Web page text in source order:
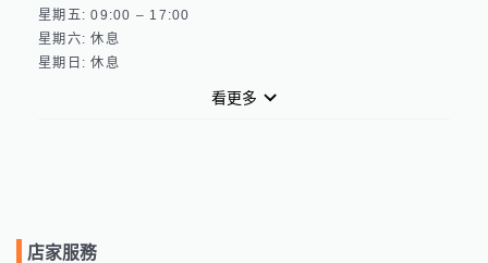
星期五: 09:00 – 17:00
星期六: 休息
看更多
店家服務